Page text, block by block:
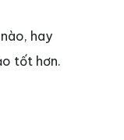
hay
tốt hơn.